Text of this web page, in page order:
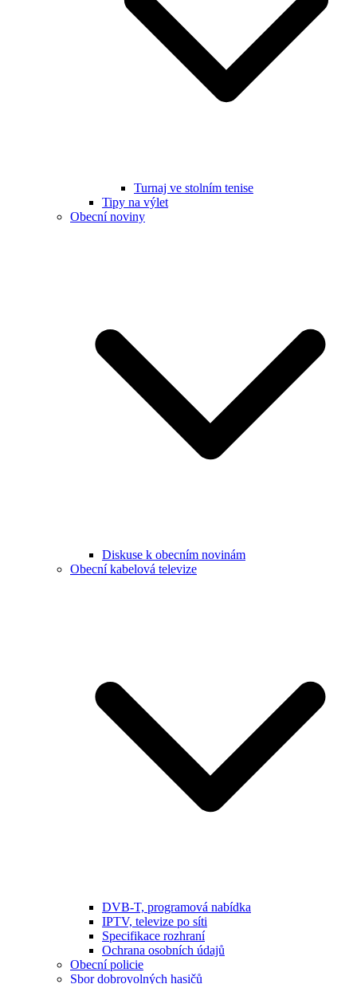
Turnaj ve stolním tenise
Tipy na výlet
Obecní noviny
Diskuse k obecním novinám
Obecní kabelová televize
DVB-T, programová nabídka
IPTV, televize po síti
Specifikace rozhraní
Ochrana osobních údajů
Obecní policie
Sbor dobrovolných hasičů